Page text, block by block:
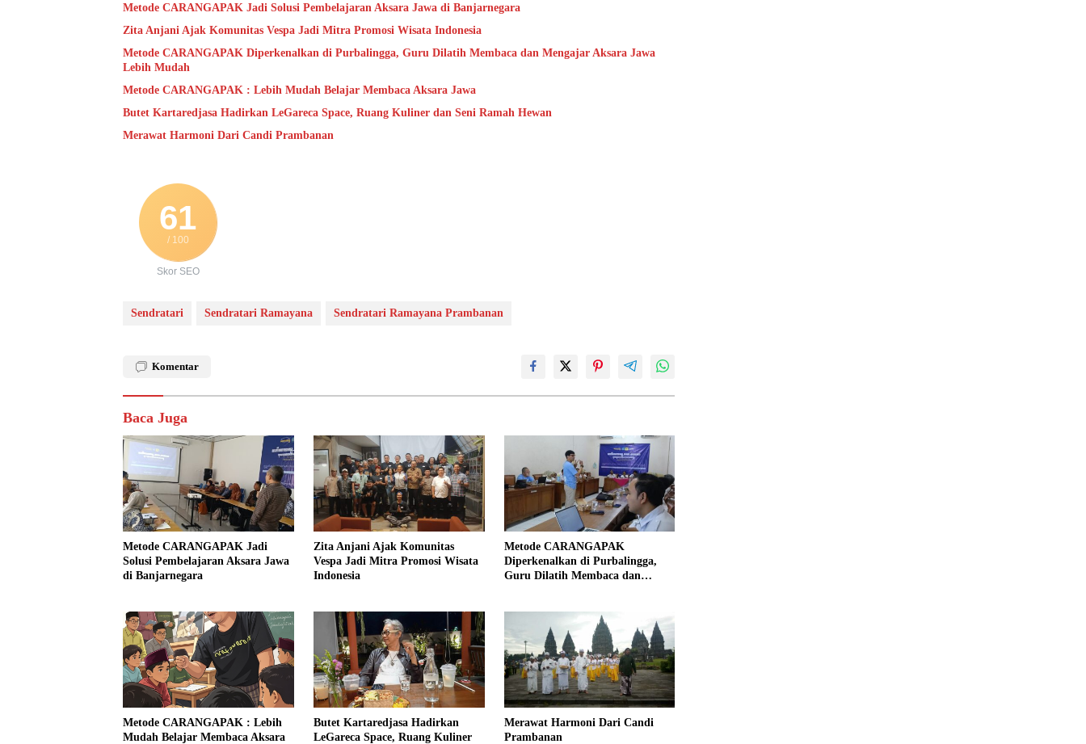
Metode CARANGAPAK Jadi Solusi Pembelajaran Aksara Jawa di Banjarnegara
Zita Anjani Ajak Komunitas Vespa Jadi Mitra Promosi Wisata Indonesia
Metode CARANGAPAK Diperkenalkan di Purbalingga, Guru Dilatih Membaca dan Mengajar Aksara Jawa
Lebih Mudah
Metode CARANGAPAK : Lebih Mudah Belajar Membaca Aksara Jawa
Butet Kartaredjasa Hadirkan LeGareca Space, Ruang Kuliner dan Seni Ramah Hewan
Merawat Harmoni Dari Candi Prambanan
61
/ 100
Skor SEO
Sendratari Sendratari Ramayana Sendratari Ramayana Prambanan
Komentar
Baca Juga
Metode CARANGAPAK Jadi
Solusi Pembelajaran Aksara Jawa
di Banjarnegara
Zita Anjani Ajak Komunitas
Vespa Jadi Mitra Promosi Wisata
Indonesia
Metode CARANGAPAK
Diperkenalkan di Purbalingga,
Guru Dilatih Membaca dan
Metode CARANGAPAK : Lebih
Mudah Belajar Membaca Aksara
Butet Kartaredjasa Hadirkan
LeGareca Space, Ruang Kuliner
Merawat Harmoni Dari Candi
Prambanan